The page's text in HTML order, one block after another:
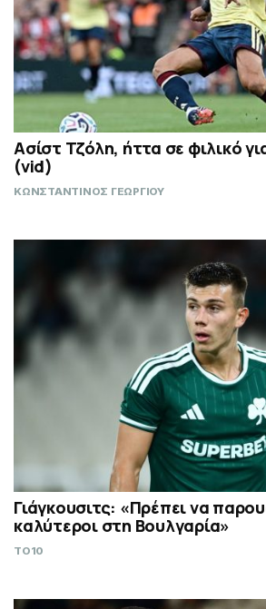
Ασίστ Τζόλη, ήττα σε φιλικό
(vid)
ΚΩΝΣΤΑΝΤΙΝΟΣ ΓΕΩΡΓΙΟΥ
Γιάγκουσιτς: «Πρέπει να
καλύτεροι στη Βουλγαρία»
TO10